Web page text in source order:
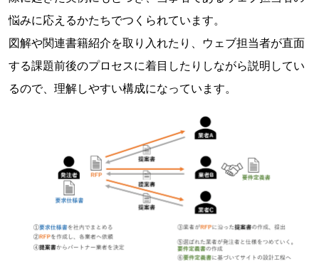
悩みに応えるかたちでつくられています。
図解や関連書籍紹介を取り入れたり、ウェブ担当者が直面
する課題前後のプロセスに着目したりしながら説明してい
るので、理解しやすい構成になっています。